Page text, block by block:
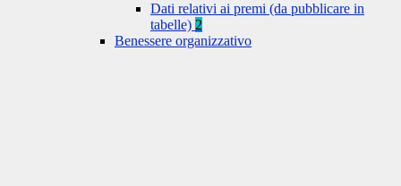
Dati relativi ai premi (da pubblicare in
tabelle) 2
Benessere organizzativo